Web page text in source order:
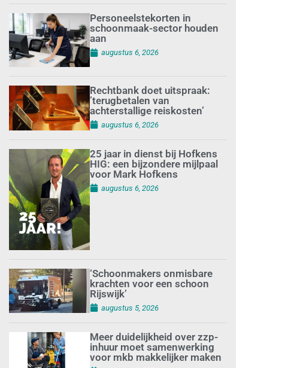
Personeelstekorten in
schoonmaak-sector houden
aan
augustus 6, 2026
Rechtbank doet uitspraak:
’terugbetalen van
achterstallige reiskosten’
augustus 6, 2026
25 jaar in dienst bij Hofkens
HIG: een bijzondere mijlpaal
voor Mark Hofkens
augustus 6, 2026
‘Schoonmakers onmisbare
krachten voor een schoon
Rijswijk’
augustus 5, 2026
Meer duidelijkheid over zzp-
inhuur moet samenwerking
voor mkb makkelijker maken